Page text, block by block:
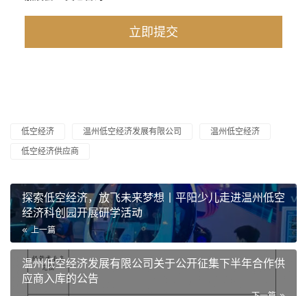
低空经济 温州低空经济发展有限公司
温州低空经济
低空经济供应商
探索低空经济，放飞未来梦想丨平阳少儿走进温州低空
经济科创园开展研学活动
上一篇
温州低空经济发展有限公司关于公开征集下半年合作供
应商入库的公告